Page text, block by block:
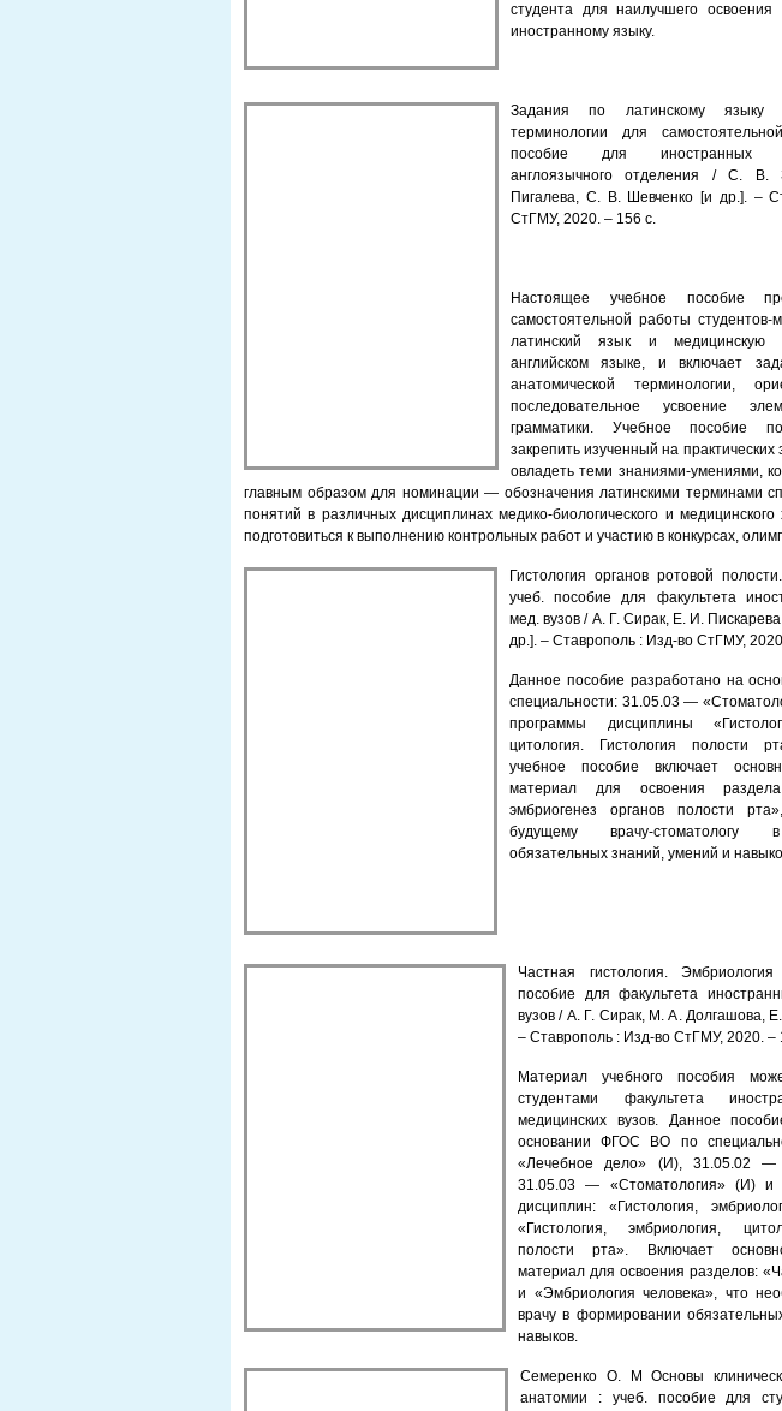
студента для наилучшего
иностранному языку.
Задания по латинскому языку
терминологии для
пособие для иностранных
англоязычного отделения / С. В.
Пигалева, С. В. Шевченко [и др.]. –
СтГМУ, 2020. – 156 с.
Настоящее учебное пособие
самостоятельной работы студентов-
латинский язык и медицинскую
английском языке, и включает
анатомической терминологии,
последовательное усвоение
грамматики. Учебное пособие
закрепить изученный на
овладеть теми знаниями-умениями,
главным образом для номинации — обозначения латинскими терминами
понятий в различных дисциплинах медико-биологического и медицинского
подготовиться к выполнению контрольных работ и участию в конкурсах,
Гистология органов ротовой
учеб. пособие для факультета
мед. вузов / А. Г. Сирак, Е. И.
др.]. – Ставрополь : Изд-во СтГМУ,
Данное пособие разработано на
специальности: 31.05.03 —
программы дисциплины
цитология. Гистология полости
учебное пособие включает
материал для освоения
эмбриогенез органов полости
будущему врачу-стоматологу
обязательных знаний, умений и
Частная гистология.
пособие для факультета
вузов / А. Г. Сирак, М. А. Долгашова,
– Ставрополь : Изд-во СтГМУ, 2020. –
Материал учебного пособия
студентами факультета
медицинских вузов. Данное
основании ФГОС ВО по
«Лечебное дело» (И), 31.05.02 —
31.05.03 — «Стоматология» (И) и
дисциплин: «Гистология,
«Гистология, эмбриология,
полости рта». Включает
материал для освоения разделов:
и «Эмбриология человека», что
врачу в формировании
навыков.
Семеренко О. М Основы
анатомии : учеб. пособие для